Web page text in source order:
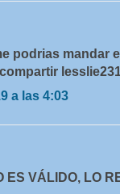
podrias mandar
a las 4:03
ES VÁLIDO, LO